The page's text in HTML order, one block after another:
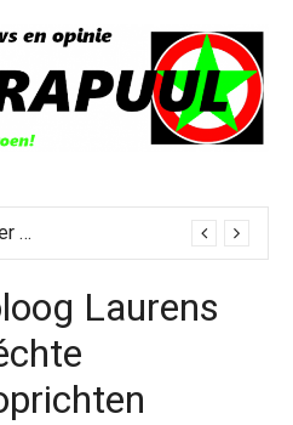
Gedachtenis van Peter Faber
Laurens